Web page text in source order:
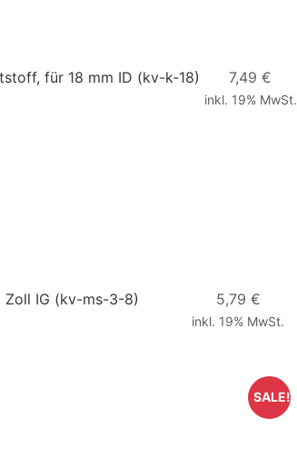
für 18 mm ID (kv-k-18) 7,49 €
inkl. 19% MwSt.
Zoll IG (kv-ms-3-8) 5,79 €
inkl. 19% MwSt.
SALE!